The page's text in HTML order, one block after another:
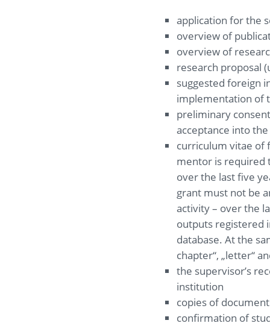
application for the
overview of
overview of
research proposal
suggested foreign
implementation of
preliminary
acceptance into
curriculum vitae of
mentor is required
over the last five
grant must not be
activity – over the
outputs registered
database. At the
chapter“, „letter“
the supervisor’s
institution
copies of
confirmation of